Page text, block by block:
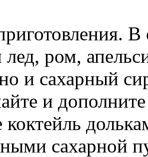
ром,
и сахарный
и
коктейль
сахарной